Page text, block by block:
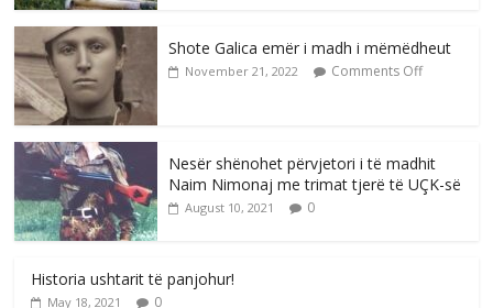
Shote Galica emër i madh i mëmëdheut
November 21, 2022 Comments Off
Nesër shënohet përvjetori i të madhit
Naim Nimonaj me trimat tjerë të UÇK-së
August 10, 2021 0
Historia ushtarit të panjohur!
May 18, 2021 0